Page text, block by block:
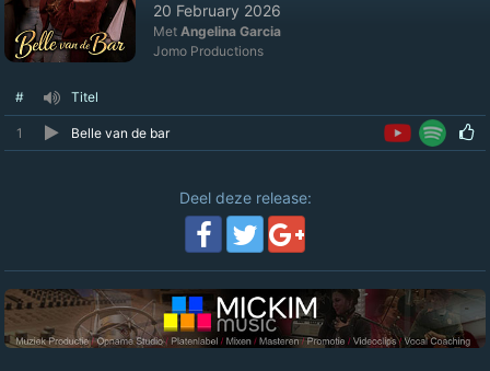
20 February 2026
Met Angelina Garcia
Jomo Productions
# Titel
1 Belle van de bar
Deel deze release: